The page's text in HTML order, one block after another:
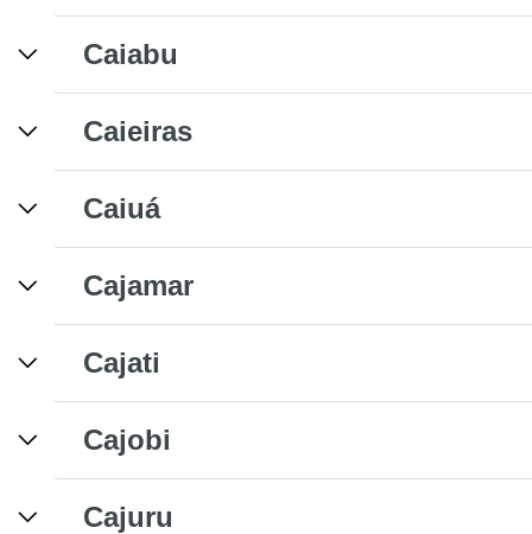
Caiabu
Caieiras
Caiuá
Cajamar
Cajati
Cajobi
Cajuru